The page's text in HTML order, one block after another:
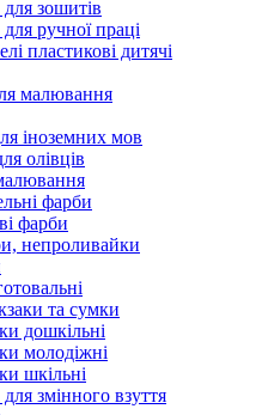
зошитів
ручної праці
пластикові дитячі
малювання
іноземних мов
олівців
фарби
фарби
непроливайки
та сумки
дошкільні
молодіжні
шкільні
змінного взуття